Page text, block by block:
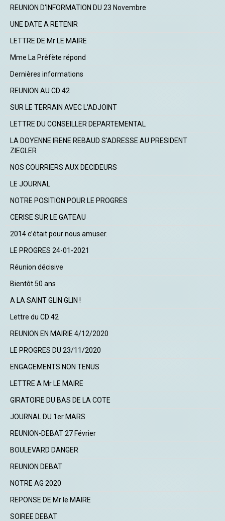
REUNION D'INFORMATION DU 23 Novembre
UNE DATE A RETENIR
LETTRE DE Mr LE MAIRE
Mme La Préfète répond
Dernières informations
REUNION AU CD 42
SUR LE TERRAIN AVEC L'ADJOINT
LETTRE DU CONSEILLER DEPARTEMENTAL
LA DOYENNE IRENE REBAUD S'ADRESSE AU PRESIDENT
ZIEGLER
NOS COURRIERS AUX DECIDEURS
LE JOURNAL
NOTRE POSITION POUR LE PROGRES
CERISE SUR LE GATEAU
2014 c’était pour nous amuser.
LE PROGRES 24-01-2021
Réunion décisive
Bientôt 50 ans
A LA SAINT GLIN GLIN !
Lettre du CD 42
REUNION EN MAIRIE 4/12/2020
LE PROGRES DU 23/11/2020
ENGAGEMENTS NON TENUS
LETTRE A Mr LE MAIRE
GIRATOIRE DU BAS DE LA COTE
JOURNAL DU 1er MARS
REUNION-DEBAT 27 Février
BOULEVARD DANGER
REUNION DEBAT
NOTRE AG 2020
REPONSE DE Mr le MAIRE
SOIREE DEBAT